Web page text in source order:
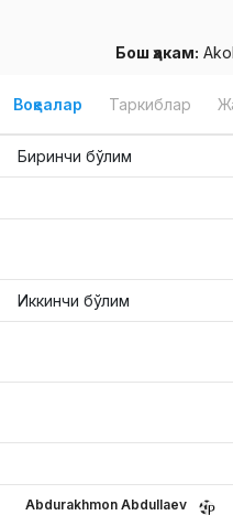
Бош ҳакам:
Воқеалар Таркиблар
Биринчи бўлим
Иккинчи бўлим
Abdurakhmon Abdullaev